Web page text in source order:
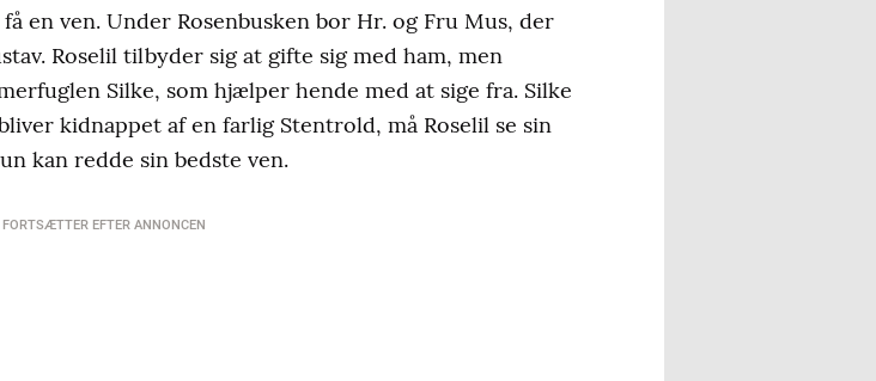
en ven. Under Rosenbusken bor Hr. og Fru Mus, der
Roselil tilbyder sig at gifte sig med ham, men
Silke, som hjælper hende med at sige fra. Silke
kidnappet af en farlig Stentrold, må Roselil se sin
kan redde sin bedste ven.
EFTER ANNONCEN